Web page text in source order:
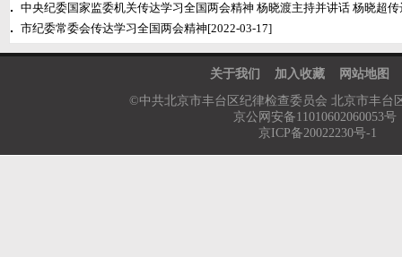
中央纪委国家监委机关传达学习全国两会精神 杨晓渡主持并讲话 杨晓超
市纪委常委会传达学习全国两会精神[2022-03-17]